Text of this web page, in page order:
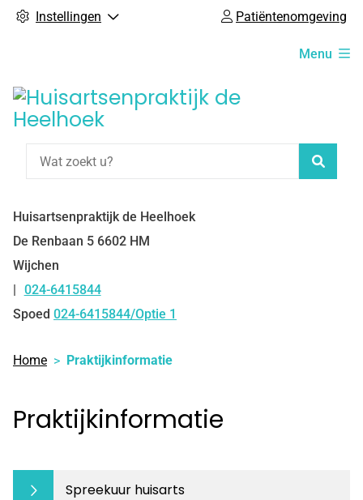
Instellingen Patiëntenomgeving
Menu
Huisartsenpraktijk de Heelhoek
De Renbaan 5 6602 HM
Wijchen
Tel:
024-6415844
Spoed 024-6415844/Optie 1
Home Praktijkinformatie
Praktijkinformatie
Spreekuur huisarts